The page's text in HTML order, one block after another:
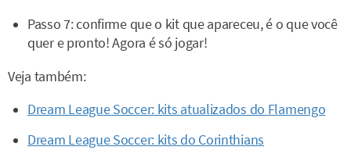
Passo 7: confirme que o kit que apareceu, é o que você
quer e pronto! Agora é só jogar!
Veja também:
Dream League Soccer: kits atualizados do Flamengo
Dream League Soccer: kits do Corinthians